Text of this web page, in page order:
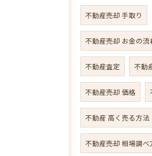
不動産売却 手取り
不動産売却 お金の流
不動産査定 不動
不動産売却 価格
不動産 高く売る方法
不動産売却 相場調べ